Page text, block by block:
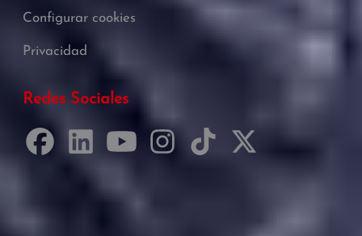
Configurar cookies
Privacidad
Redes Sociales